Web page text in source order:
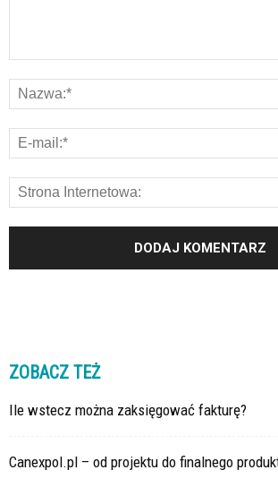
ZOBACZ TEŻ
Ile wstecz można zaksięgować fakturę?
Canexpol.pl – od projektu do finalnego